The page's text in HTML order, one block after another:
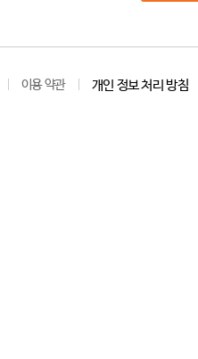
이용 약관 개인 정보 처리 방침